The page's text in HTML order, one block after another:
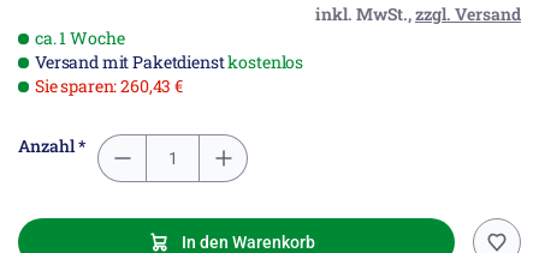
inkl. MwSt.,zzgl. Versand
ca. 1 Woche
Versand mit Paketdienstkostenlos
Sie sparen: 260,43 €
Anzahl *
In den Warenkorb